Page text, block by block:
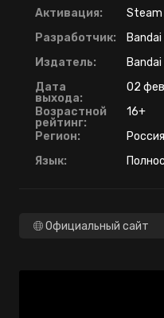
Активация:
Steam
Разработчик:
Издатель:
Дата
выхода:
02
Возрастной
рейтинг:
16+
Регион:
Язык:
Официальный сайт